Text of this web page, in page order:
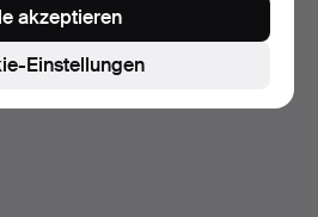
Einstellungen
akzeptieren